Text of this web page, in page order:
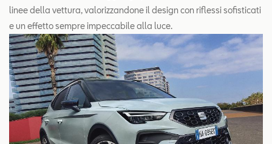
linee della vettura, valorizzandone il design con riflessi sofisticati
e un effetto sempre impeccabile alla luce.